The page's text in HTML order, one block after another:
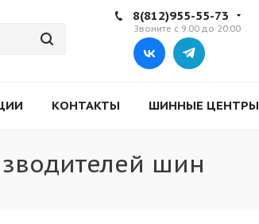
8(812)955-55-73
Звоните с 9:00 до 20:00
КОНТАКТЫ ШИННЫЕ ЦЕНТРЫ
шин